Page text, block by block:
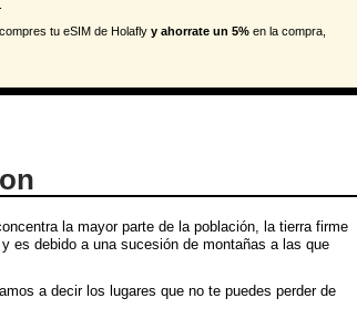
tu eSIM de Holafly y ahorrate un 5%en la compra,
la mayor parte de la población, la tierra firme
es debido a una sucesión de montañas a las que
a decir los lugares que no te puedes perder de